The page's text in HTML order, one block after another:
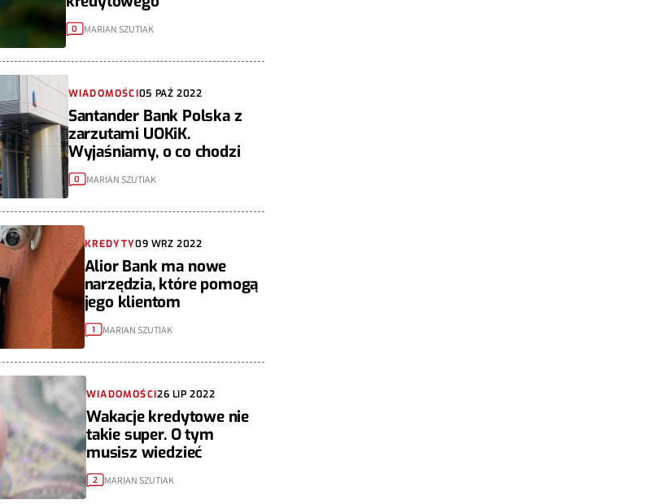
0 MARIAN SZUTIAK
WIADOMOŚCI05 PAŹ 2022
Santander Bank Polska z
zarzutami UOKiK.
Wyjaśniamy, o co chodzi
0 MARIAN SZUTIAK
KREDYTY09 WRZ 2022
Alior Bank ma nowe
narzędzia, które pomogą
jego klientom
1 MARIAN SZUTIAK
WIADOMOŚCI26 LIP 2022
Wakacje kredytowe nie
takie super. O tym
musisz wiedzieć
2 MARIAN SZUTIAK